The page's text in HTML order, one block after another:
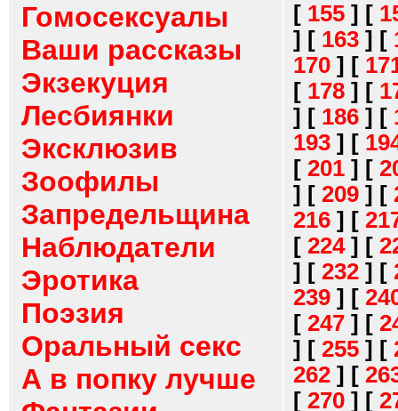
Гомосексуалы
Ваши рассказы
Экзекуция
Лесбиянки
Эксклюзив
Зоофилы
Запредельщина
Наблюдатели
Эротика
Поэзия
Оральный секс
А в попку лучше
[ 155 ] [
] [ 163 ] [
170 ] [
[ 178 ] [
] [ 186 ] [
193 ] [
[ 201 ] [
] [ 209 ] [
216 ] [
[ 224] [
] [ 232 ] [
239 ] [
[ 247 ] [
] [ 255 ] [
262 ] [
[ 270 ] [